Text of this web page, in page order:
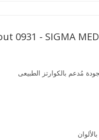
0931 - SIGMA
مُدعم بالكوارتز الطبيعى